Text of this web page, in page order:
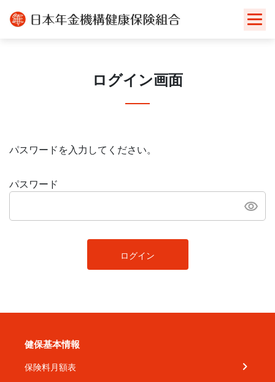
ログイン画面
パスワードを入力してください。
パスワード
ログイン
健保基本情報
保険料月額表